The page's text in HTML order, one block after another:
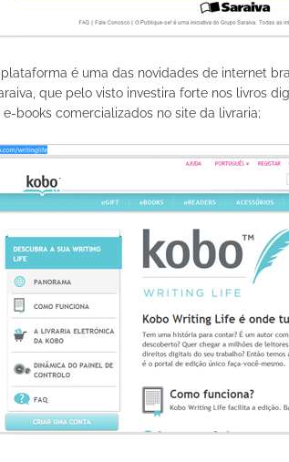
é uma das novidades de internet
que pelo visto investira forte nos livros
books comercializados no site da livraria;